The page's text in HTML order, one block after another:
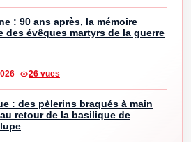
: 90 ans après, la mémoire
des évêques martyrs de la guerre
26 vues
: des pèlerins braqués à main
retour de la basilique de